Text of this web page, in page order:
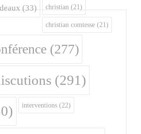
(33) christian (21)
christian comtesse (21)
(277)
(291)
interventions (22)